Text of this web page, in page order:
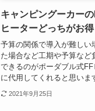
キャンピングーカー
ヒーターどっちがお得
予算の関係で導入が難しい
た場合など工期や予算など
できるのがポーダブル式
に代用してくれると思い
2021年9月25日